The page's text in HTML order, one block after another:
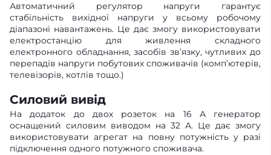
Автоматичний регулятор напруги гарантує
стабільність вихідної напруги у всьому робочому
діапазоні навантажень. Це дає змогу використовувати
електростанцію для живлення складного
електронного обладнання, засобів зв’язку, чутливих до
перепадів напруги побутових споживачів (комп’ютерів,
телевізорів, котлів тощо.)
Силовий вивід
На додаток до двох розеток на 16 А генератор
оснащений силовим виводом на 32 А. Це дає змогу
використовувати агрегат на повну потужність у разі
підключення одного потужного споживача.